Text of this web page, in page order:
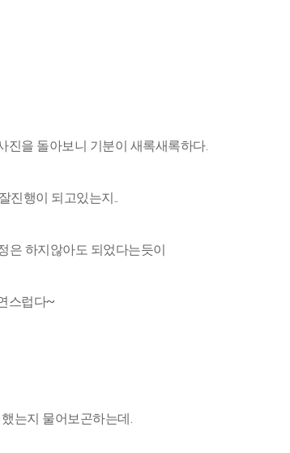
진을 돌아보니 기분이 새록새록하다.
진행이 되고있는지..
은 하지않아도 되었다는듯이
스럽다~
는지 물어보곤하는데.